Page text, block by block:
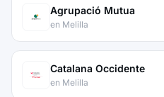
Agrupació Mutua
en Melilla
Catalana Occidente
en Melilla